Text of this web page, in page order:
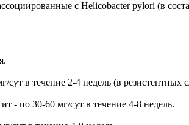
с Helicobacter pylori (в
в течение 2-4 недель (в резистентных
- по 30-60 мг/сут в течение 4-8 недель.